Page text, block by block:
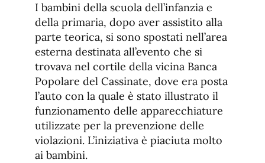
I bambini della scuola dell’infanzia e
della primaria, dopo aver assistito alla
parte teorica, si sono spostati nell’area
esterna destinata all’evento che si
trovava nel cortile della vicina Banca
Popolare del Cassinate, dove era posta
l’auto con la quale è stato illustrato il
funzionamento delle apparecchiature
utilizzate per la prevenzione delle
violazioni. L’iniziativa è piaciuta molto
ai bambini.